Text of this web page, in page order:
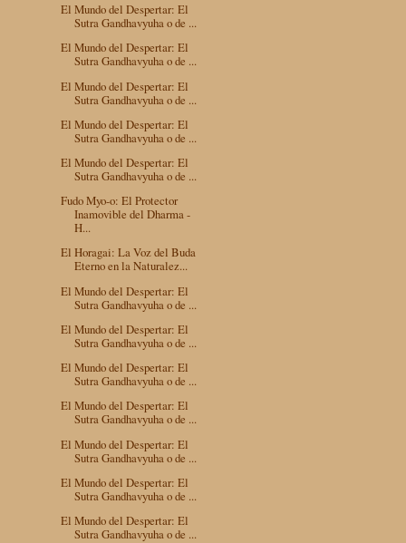
El Mundo del Despertar: El
Sutra Gandhavyuha o de ...
El Mundo del Despertar: El
Sutra Gandhavyuha o de ...
El Mundo del Despertar: El
Sutra Gandhavyuha o de ...
El Mundo del Despertar: El
Sutra Gandhavyuha o de ...
El Mundo del Despertar: El
Sutra Gandhavyuha o de ...
Fudo Myo-o: El Protector
Inamovible del Dharma -
H...
El Horagai: La Voz del Buda
Eterno en la Naturalez...
El Mundo del Despertar: El
Sutra Gandhavyuha o de ...
El Mundo del Despertar: El
Sutra Gandhavyuha o de ...
El Mundo del Despertar: El
Sutra Gandhavyuha o de ...
El Mundo del Despertar: El
Sutra Gandhavyuha o de ...
El Mundo del Despertar: El
Sutra Gandhavyuha o de ...
El Mundo del Despertar: El
Sutra Gandhavyuha o de ...
El Mundo del Despertar: El
Sutra Gandhavyuha o de ...